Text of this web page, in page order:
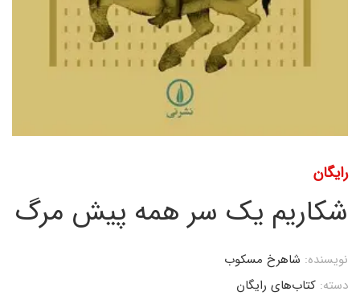
رایگان
شکاریم یک سر همه پیش مرگ
نویسنده: شاهرخ مسکوب
دسته: کتاب‌های رایگان